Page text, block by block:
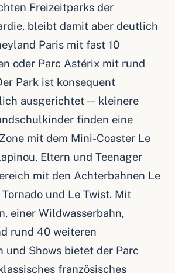
Freizeitparks der
bleibt damit aber deutlich
Paris mit fast 10
oder Parc Astérix mit rund
Park ist konsequent
ausgerichtet — kleinere
finden eine
mit dem Mini-Coaster Le
Eltern und Teenager
mit den Achterbahnen Le
und Le Twist. Mit
einer Wildwasserbahn,
rund 40 weiteren
und Shows bietet der Parc
französisches